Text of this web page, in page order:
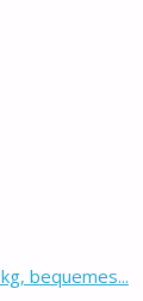
bequemes...